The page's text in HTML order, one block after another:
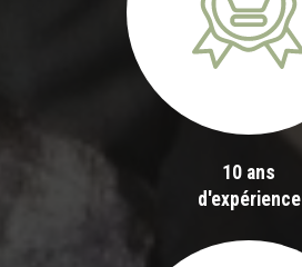
10 ans
d'expérience